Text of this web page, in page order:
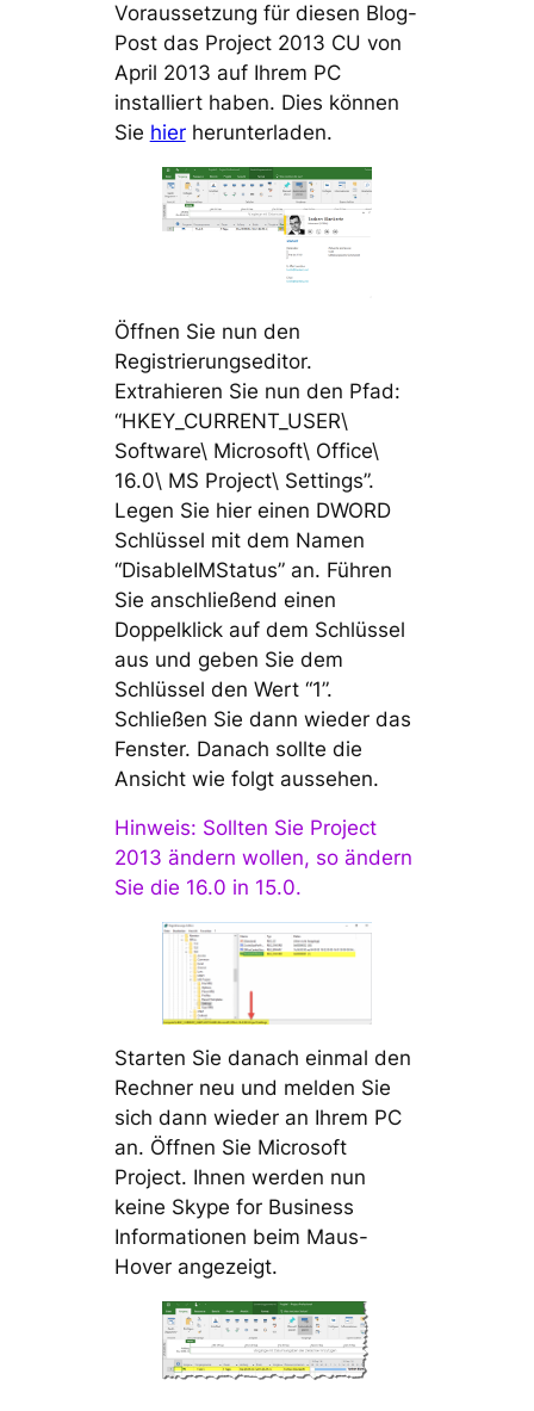
Voraussetzung für diesen Blog-
Post das Project 2013 CU von
April 2013 auf Ihrem PC
installiert haben. Dies können
Sie hierherunterladen.
Öffnen Sie nun den
Registrierungseditor.
Extrahieren Sie nun den Pfad:
“HKEY_CURRENT_USER\
Software\ Microsoft\ Office\
16.0\ MS Project\ Settings”.
Legen Sie hier einen DWORD
Schlüssel mit dem Namen
“DisableIMStatus” an. Führen
Sie anschließend einen
Doppelklick auf dem Schlüssel
aus und geben Sie dem
Schlüssel den Wert “1”.
Schließen Sie dann wieder das
Fenster. Danach sollte die
Ansicht wie folgt aussehen.
Hinweis: Sollten Sie Project
2013 ändern wollen, so ändern
Sie die 16.0 in 15.0.
Starten Sie danach einmal den
Rechner neu und melden Sie
sich dann wieder an Ihrem PC
an. Öffnen Sie Microsoft
Project. Ihnen werden nun
keine Skype for Business
Informationen beim Maus-
Hover angezeigt.